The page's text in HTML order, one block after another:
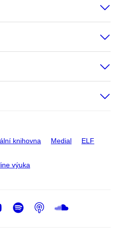
knihovna Medial ELF
výuka
Youtube
Spotify
Podcast